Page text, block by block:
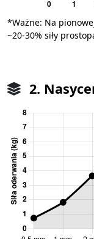
*Ważne: Na
~20-30% siły
2.